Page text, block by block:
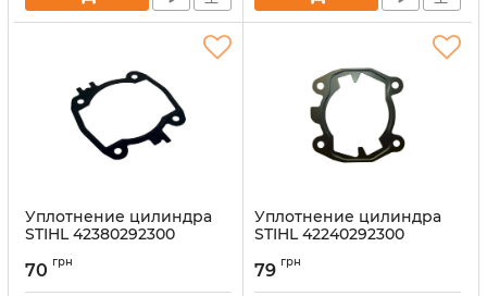
Уплотнение цилиндра
STIHL 42380292300
70 грн
Уплотнение цилиндра
STIHL 42240292300
79 грн